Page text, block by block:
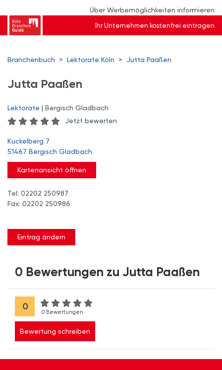
Über Werbemöglichkeiten informieren
Ihr Unternehmen kostenfrei eintragen
Branchenbuch > Lektorate Köln > Jutta Paaßen
Jutta Paaßen
Lektorate | Bergisch Gladbach
Jetzt bewerten
Kuckelberg 7
51467 Bergisch Gladbach
Kartenansicht öffnen
Tel: 02202 250987
Fax: 02202 250986
Eintrag ändern
0 Bewertungen zu Jutta Paaßen
0
0 Bewertungen
Bewertung schreiben